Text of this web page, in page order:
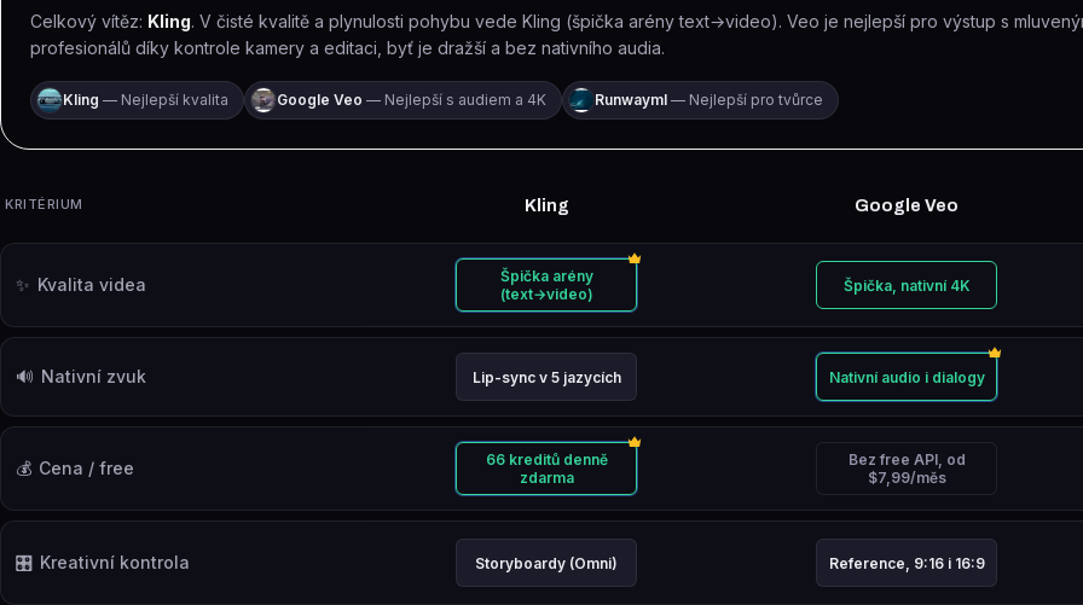
Celkový vítěz: Kling. V čisté kvalitě a plynulosti pohybu vede Kling (špička arény text→video). Veo je nejlepší pro výstup s
profesionálů díky kontrole kamery a editaci, byť je dražší a bez nativního audia.
Kling — Nejlepší kvalita Google Veo — Nejlepší s audiem a 4K Runwayml — Nejlepší pro tvůrce
Srovnání podle kritérií. Zvýrazněná buňka označuje vítěze daného kritéria.
KRITÉRIUM Kling Google Veo
✨ Kvalita videa
Hodnocení: výborné
Vítěz v tomto kritériu.
Špička arény
(text→video)
Hodnocení: výborné
Špička, nativní 4K
🔊 Nativní zvuk
Hodnocení: dobré
Lip-sync v 5 jazycích
Hodnocení: výborné
Vítěz v tomto
Nativní audio i dialogy
💰 Cena / free
Hodnocení: výborné
Vítěz v tomto kritériu.
66 kreditů denně
zdarma
Hodnocení: slabší
Bez free API, od
$7,99/měs
🎛️ Kreativní kontrola
Hodnocení: dobré
Storyboardy (Omni)
Hodnocení: dobré
Reference, 9:16 i 16:9